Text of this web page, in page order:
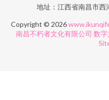
地址：江西省南昌市
Copyright © 2026
南昌不朽者文化有限公司 数字